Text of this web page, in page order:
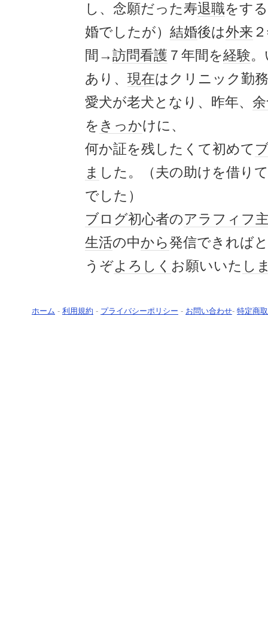
し、念願だった寿退職をす
婚でしたが） 結婚後は外来
間→訪問看護 ７年間を経験
あり、 現在はクリニック勤
愛犬が老犬となり、昨年、
を きっかけに、
何か証を残したくて初めて
ま した。（夫の助けを借りて
でした）
ブログ初心者のアラフィフ
生活の中から発信できれば
うぞよろしく お願いいた し
ホーム - 利用規約 - プライバシーポリシー - お問い合わせ- 特定商